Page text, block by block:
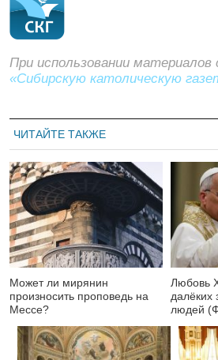
При использовании
«Сибирскую католическую
ЧИТАЙТЕ ТАКЖЕ
Может ли мирянин
произносить проповедь на
Мессе?
Любовь
далёких
людей